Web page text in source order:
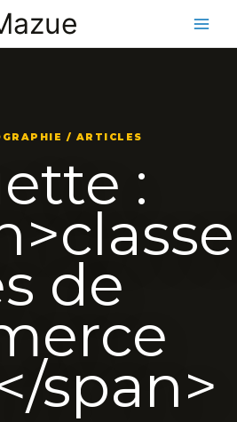
/ ARTICLES
:
de
span>